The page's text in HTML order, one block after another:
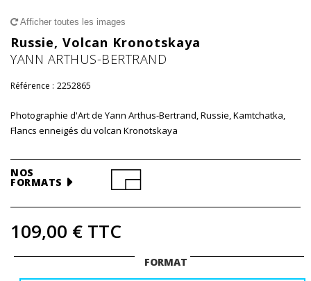
Afficher toutes les images
Russie, Volcan Kronotskaya
YANN ARTHUS-BERTRAND
Référence : 2252865
Photographie d'Art de Yann Arthus-Bertrand, Russie, Kamtchatka,
Flancs enneigés du volcan Kronotskaya
NOS
FORMATS
109,00 € TTC
FORMAT